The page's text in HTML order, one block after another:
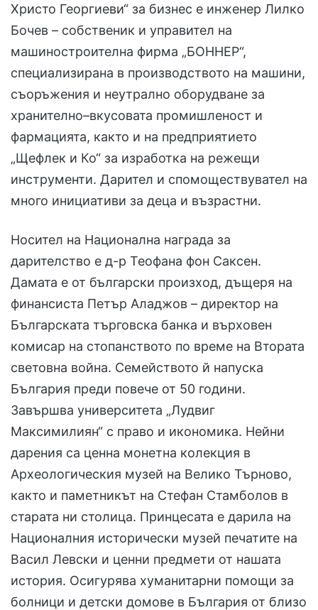
Христо Георгиеви“ за бизнес е инженер Лилко
Бочев – собственик и управител на
машиностроителна фирма „БОННЕР“,
специализирана в производството на машини,
съоръжения и неутрално оборудване за
хранително–вкусовата промишленост и
фармацията, както и на предприятието
„Щефлек и Ко“ за изработка на режещи
инструменти. Дарител и спомоществувател на
много инициативи за деца и възрастни.
Носител на Национална награда за
дарителство е д-р Теофана фон Саксен.
Дамата е от български произход, дъщеря на
финансиста Петър Аладжов – директор на
Българската търговска банка и върховен
комисар на стопанството по време на Втората
световна война. Семейството й напуска
България преди повече от 50 години.
Завършва университета „Лудвиг
Максимилиян“ с право и икономика. Нейни
дарения са ценна монетна колекция в
Археологическия музей на Велико Търново,
както и паметникът на Стефан Стамболов в
старата ни столица. Принцесата е дарила на
Националния исторически музей печатите на
Васил Левски и ценни предмети от нашата
история. Осигурява хуманитарни помощи за
болници и детски домове в България от близо